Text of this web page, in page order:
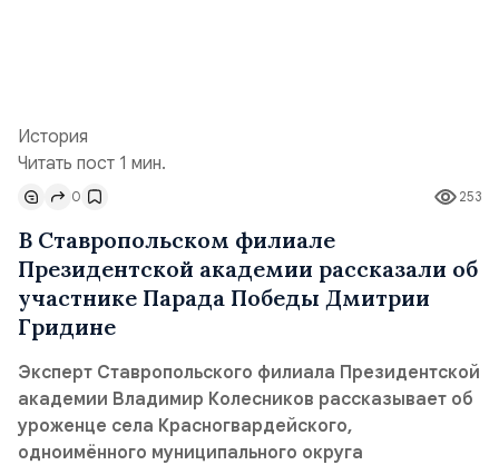
История
Читать пост 1 мин.
253
0
В Ставропольском филиале
Президентской академии рассказали об
участнике Парада Победы Дмитрии
Гридине
Эксперт Ставропольского филиала Президентской
академии Владимир Колесников рассказывает об
уроженце села Красногвардейского,
одноимённого муниципального округа